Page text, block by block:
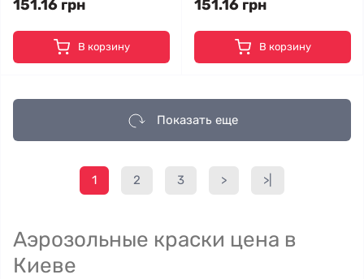
151.16 грн
В корзину
151.16 грн
В корзину
Показать еще
1 2 3 > >|
Аэрозольные краски цена в
Киеве